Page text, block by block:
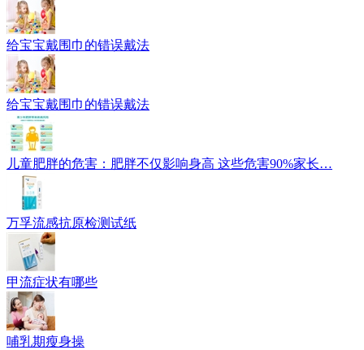
给宝宝戴围巾的错误戴法
给宝宝戴围巾的错误戴法
儿童肥胖的危害：肥胖不仅影响身高 这些危害90%家长…
万孚流感抗原检测试纸
甲流症状有哪些
哺乳期瘦身操